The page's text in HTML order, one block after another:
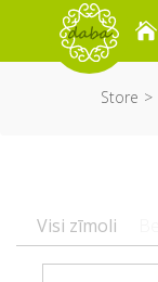
Store
Visi zīmoli